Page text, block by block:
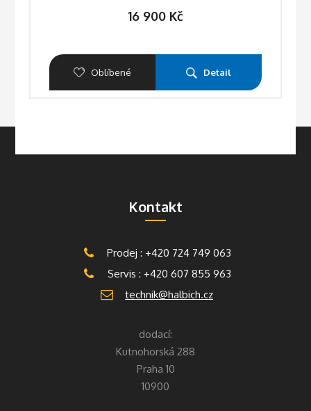
16 900 Kč
Oblíbené Detail
Kontakt
Prodej : +420 724 749 063
Servis : +420 607 855 963
technik@halbich.cz
dodací:
Kutnohorská 288
Praha 10
10900